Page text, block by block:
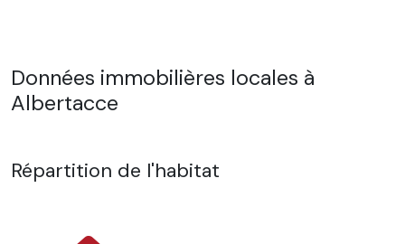
Données immobilières locales à
Albertacce
Répartition de l'habitat